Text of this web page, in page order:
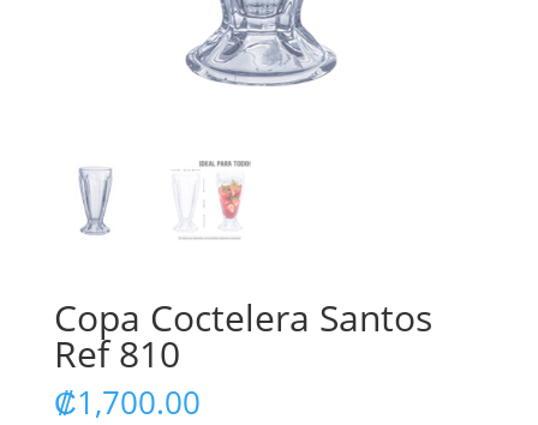
Copa Coctelera Santos
Ref 810
₡1,700.00